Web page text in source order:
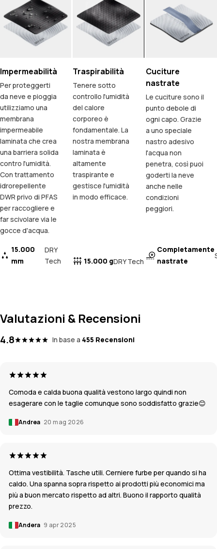
Impermeabilità
Per proteggerti
da neve e pioggia
utilizziamo una
membrana
impermeabile
laminata che crea
una barriera solida
contro l'umidità.
Con trattamento
idrorepellente
DWR privo di PFAS
per raccogliere e
far scivolare via le
gocce d'acqua.
15.000
mm
DRY
Tech
Traspirabilità
Tenere sotto
controllo l'umidità
del calore
corporeo è
fondamentale. La
nostra membrana
laminata è
altamente
traspirante e
gestisce l'umidità
in modo efficace.
15.000 gDRY Tech
Cuciture
nastrate
Le cuciture sono il
punto debole di
ogni capo. Grazie
a uno speciale
nastro adesivo
l'acqua non
penetra, così puoi
goderti la neve
anche nelle
condizioni
peggiori.
Completamente
nastrate
Valutazioni & Recensioni
4.8 In base a 455 Recensioni
Comoda e calda buona qualità vestono largo quindi non
esagerare con le taglie comunque sono soddisfatto grazie😊
Andrea 20 mag 2026
Ottima vestibilità. Tasche utili. Cerniere furbe per quando si ha
caldo. Una spanna sopra rispetto ai prodotti più economici ma
più a buon mercato rispetto ad altri. Buono il rapporto qualità
prezzo.
Andera 9 apr 2025